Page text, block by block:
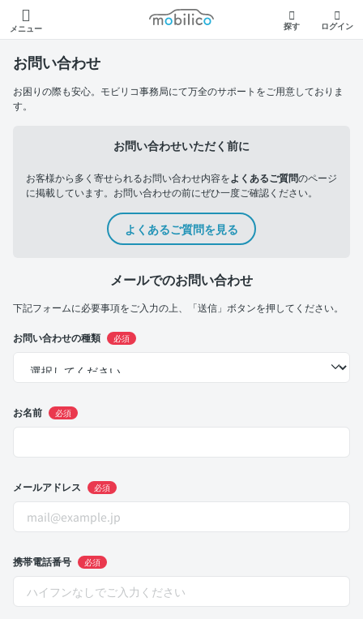
メニュー
モビリコ
探す ログイン
お問い合わせ
お困りの際も安心。モビリコ事務局にて万全のサポートをご用意しておりま
す。
お問い合わせいただく前に
お客様から多く寄せられるお問い合わせ内容をよくあるご質問のページ
に掲載しています。お問い合わせの前にぜひ一度ご確認ください。
よくあるご質問を見る
メールでのお問い合わせ
下記フォームに必要事項をご入力の上、「送信」ボタンを押してください。
お問い合わせの種類 必須
お名前 必須
メールアドレス 必須
携帯電話番号 必須